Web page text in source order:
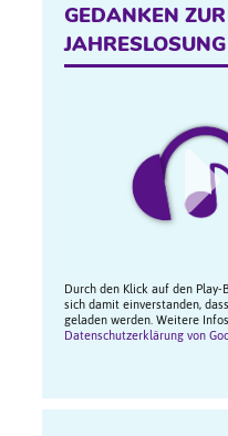
GEDANKEN ZUR
JAHRESLOSUNG
Durch den Klick auf den
sich damit einverstanden,
geladen werden. Weitere
Datenschutzerklärung von